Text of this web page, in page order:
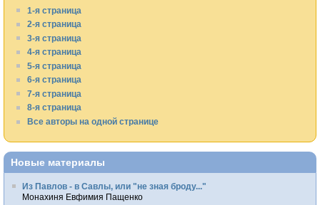
1-я страница
2-я страница
3-я страница
4-я страница
5-я страница
6-я страница
7-я страница
8-я страница
Все авторы на одной странице
Новые материалы
Из Павлов - в Савлы, или "не зная броду..."
Монахиня Евфимия Пащенко